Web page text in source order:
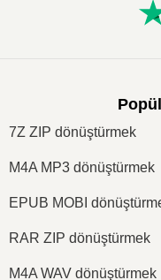
7Z ZIP dönüştürmek
M4A MP3 dönüştürmek
EPUB MOBI
RAR ZIP dönüştürmek
M4A WAV dönüştürmek